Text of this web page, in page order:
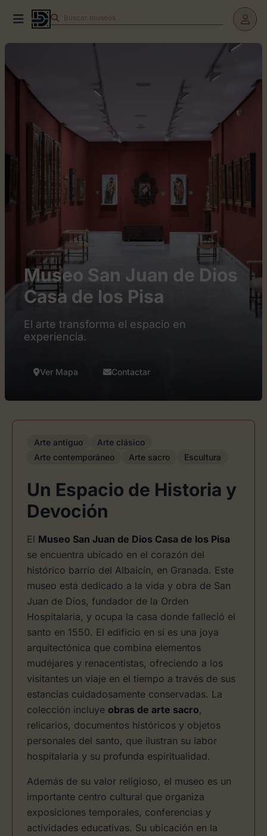
Buscar museos
Museo San Juan de Dios
Casa de los Pisa
El arte transforma el espacio en
experiencia.
Ver Mapa Contactar
Arte antiguo
Arte clásico
Arte contemporáneo
Arte sacro Escultura
Un Espacio de Historia y
Devoción
El Museo San Juan de Dios Casa de los Pisa
se encuentra ubicado en el corazón del
histórico barrio del Albaicín, en Granada. Este
museo está dedicado a la vida y obra de San
Juan de Dios, fundador de la Orden
Hospitalaria, y ocupa la casa donde falleció el
santo en 1550. El edificio en sí es una joya
arquitectónica que combina elementos
mudéjares y renacentistas, ofreciendo a los
visitantes un viaje en el tiempo a través de sus
estancias cuidadosamente conservadas. La
colección incluye obras de arte sacro,
relicarios, documentos históricos y objetos
personales del santo, que ilustran su labor
hospitalaria y su profunda espiritualidad.
Además de su valor religioso, el museo es un
importante centro cultural que organiza
exposiciones temporales, conferencias y
actividades educativas. Su ubicación en la